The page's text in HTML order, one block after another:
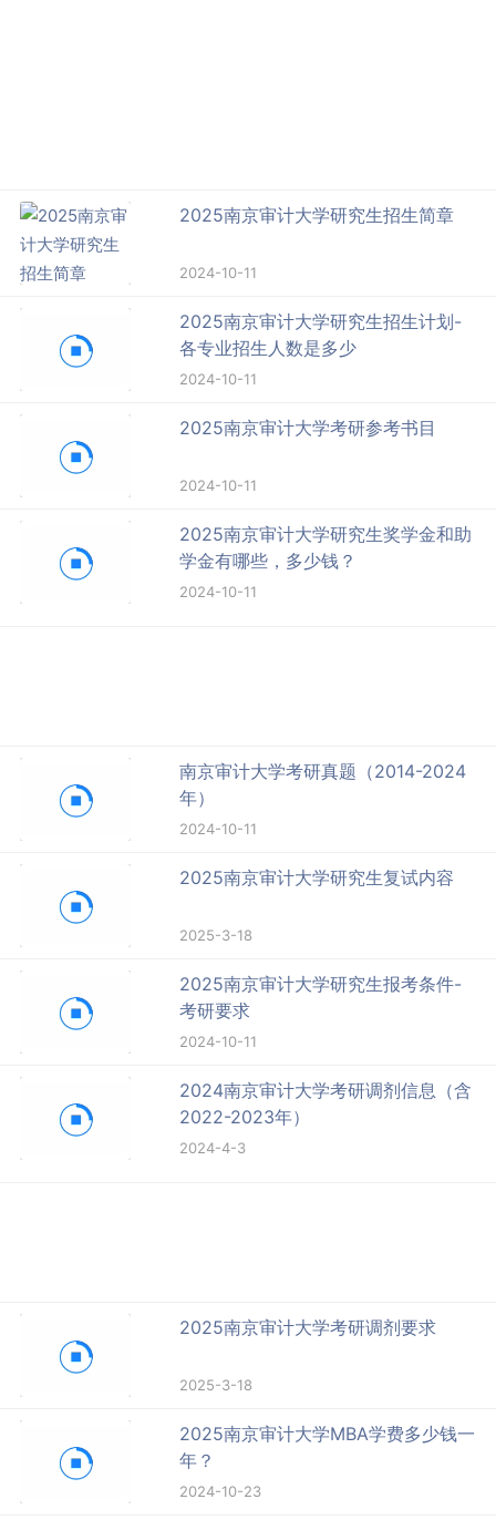
2025南京审计大学研究生招生简章
2024-10-11
2025南京审计大学研究生招生计划-
各专业招生人数是多少
2024-10-11
2025南京审计大学考研参考书目
2024-10-11
2025南京审计大学研究生奖学金和助
学金有哪些，多少钱？
2024-10-11
南京审计大学考研真题（2014-2024
年）
2024-10-11
2025南京审计大学研究生复试内容
2025-3-18
2025南京审计大学研究生报考条件-
考研要求
2024-10-11
2024南京审计大学考研调剂信息（含
2022-2023年）
2024-4-3
2025南京审计大学考研调剂要求
2025-3-18
2025南京审计大学MBA学费多少钱一
年？
2024-10-23